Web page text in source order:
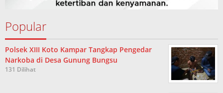
Popular
Polsek XIII Koto Kampar Tangkap Pengedar
Narkoba di Desa Gunung Bungsu
131 Dilihat